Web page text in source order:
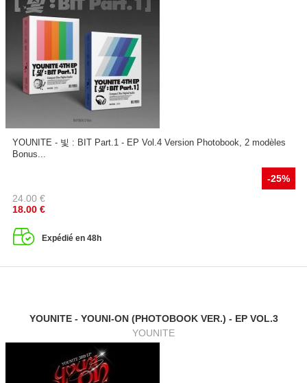
YOUNITE - 빛 : BIT Part.1 - EP Vol.4 Version Photobook, 2 modèles
Bonus...
-25%
24.00 €
18.00 €
Expédié en 48h
YOUNITE - YOUNI-ON (PHOTOBOOK VER.) - EP VOL.3
YOUNITE